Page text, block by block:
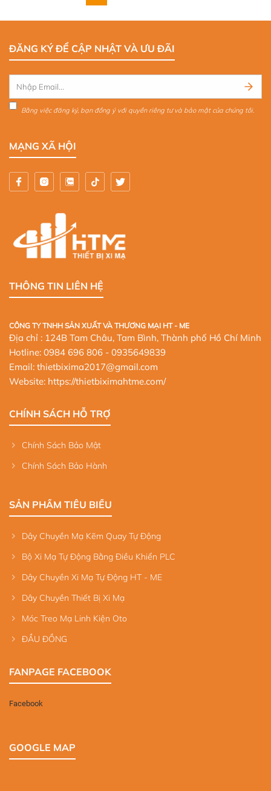
ĐĂNG KÝ ĐỂ CẬP NHẬT VÀ ƯU ĐÃI
Bằng việc đăng ký, bạn đồng ý với quyền riêng tư và bảo mật của chúng tôi.
MẠNG XÃ HỘI
THÔNG TIN LIÊN HỆ
CÔNG TY TNHH SẢN XUẤT VÀ THƯƠNG MẠI HT - ME
Địa chỉ : 124B Tam Châu, Tam Bình, Thành phố Hồ Chí Minh
Hotline: 0984 696 806 - 0935649839
Email: thietbixima2017@gmail.com
Website: https://thietbiximahtme.com/
CHÍNH SÁCH HỖ TRỢ
Chính Sách Bảo Mật
Chính Sách Bảo Hành
SẢN PHẨM TIÊU BIỂU
Dây Chuyền Mạ Kẽm Quay Tự Động
Bộ Xi Mạ Tự Động Bằng Điều Khiển PLC
Dây Chuyền Xi Mạ Tự Động HT - ME
Dây Chuyền Thiết Bị Xi Mạ
Móc Treo Mạ Linh Kiện Oto
ĐẦU ĐỒNG
FANPAGE FACEBOOK
Facebook
GOOGLE MAP